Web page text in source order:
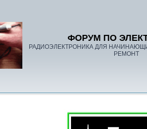
ФОРУМ ПО
РАДИОЭЛЕКТРОНИКА ДЛЯ
РЕМОНТ